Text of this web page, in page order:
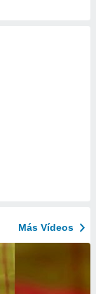
Más Vídeos